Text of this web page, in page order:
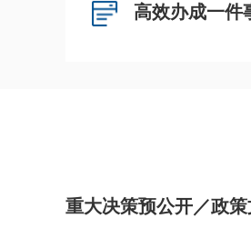
高效办成一件
重大决策预公开／政